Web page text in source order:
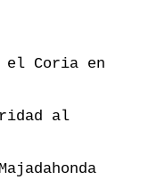
Coria en
al